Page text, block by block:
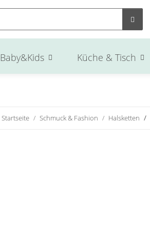
Baby&Kids Küche & Tisch
Startseite Schmuck & Fashion Halsketten